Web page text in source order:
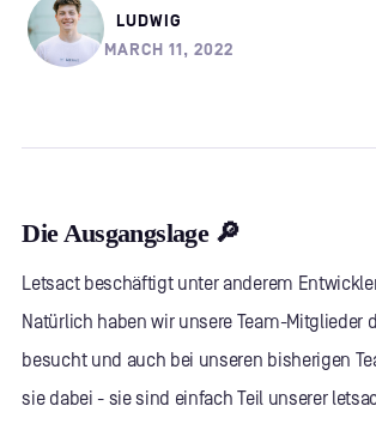
LUDWIG
MARCH 11, 2022
Die Ausgangslage 🔎
Letsact beschäftigt unter anderem
Natürlich haben wir unsere Team-Mitglieder
besucht und auch bei unseren bisherigen
sie dabei - sie sind einfach Teil unserer